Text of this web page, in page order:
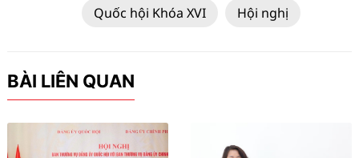
Quốc hội Khóa XVI Hội nghị
BÀI LIÊN QUAN